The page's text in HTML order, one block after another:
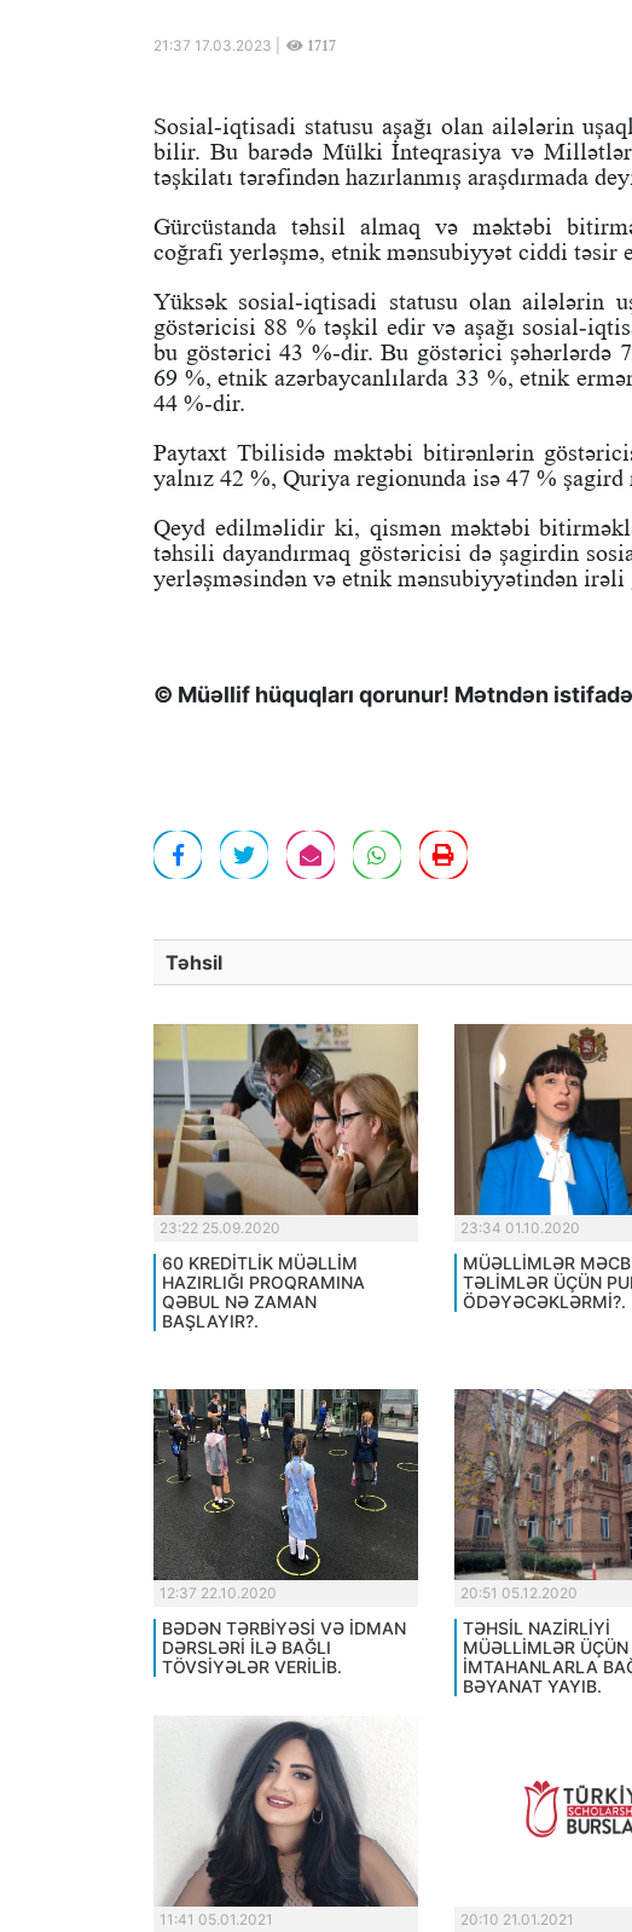
21:37 17.03.2023 | 1717
Sosial-iqtisadi statusu aşağı olan ailələrin
bilir. Bu barədə Mülki İnteqrasiya və
təşkilatı tərəfindən hazırlanmış araşdırmada
Gürcüstanda təhsil almaq və məktəbi
coğrafi yerləşmə, etnik mənsubiyyət ciddi təsir
Yüksək sosial-iqtisadi statusu olan ailələrin
göstəricisi 88 % təşkil edir və aşağı sosial-
bu göstərici 43 %-dir. Bu göstərici şəhərlərdə
69 %, etnik azərbaycanlılarda 33 %, etnik
44 %-dir.
Paytaxt Tbilisidə məktəbi bitirənlərin
yalnız 42 %, Quriya regionunda isə 47 %
Qeyd edilməlidir ki, qismən məktəbi
təhsili dayandırmaq göstəricisi də şagirdin
yerləşməsindən və etnik mənsubiyyətindən irəli
© Müəllif hüquqları qorunur! Mətndən
Təhsil
23:22 25.09.2020
60 KREDİTLİK MÜƏLLİM
HAZIRLIĞI PROQRAMINA
QƏBUL NƏ ZAMAN
BAŞLAYIR?.
23:34 01.10.2020
MÜƏLLİMLƏR
TƏLİMLƏR ÜÇÜN
ÖDƏYƏCƏKLƏRMİ?.
12:37 22.10.2020
BƏDƏN TƏRBİYƏSİ VƏ İDMAN
DƏRSLƏRİ İLƏ BAĞLI
TÖVSİYƏLƏR VERİLİB.
20:51 05.12.2020
TƏHSİL NAZİRLİYİ
MÜƏLLİMLƏR ÜÇÜN
İMTAHANLARLA
BƏYANAT YAYIB.
11:41 05.01.2021 20:10 21.01.2021